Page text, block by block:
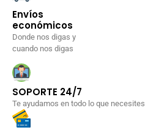
Envíos
económicos
Donde nos digas y
cuando nos digas
SOPORTE 24/7
Te ayudamos en todo lo que necesites